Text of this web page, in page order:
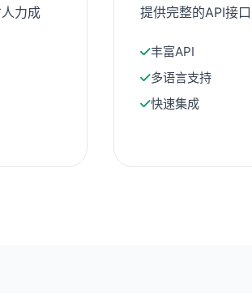
力成
提供完整的API接
丰富API
多语言支持
快速集成